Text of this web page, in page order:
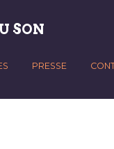
SON
PRESSE